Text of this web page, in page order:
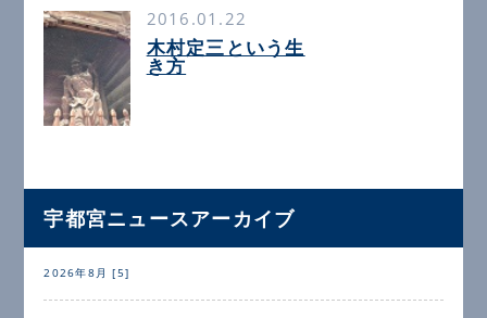
2016.01.22
木村定三という生
き方
宇都宮ニュースアーカイブ
2026年8月 [5]